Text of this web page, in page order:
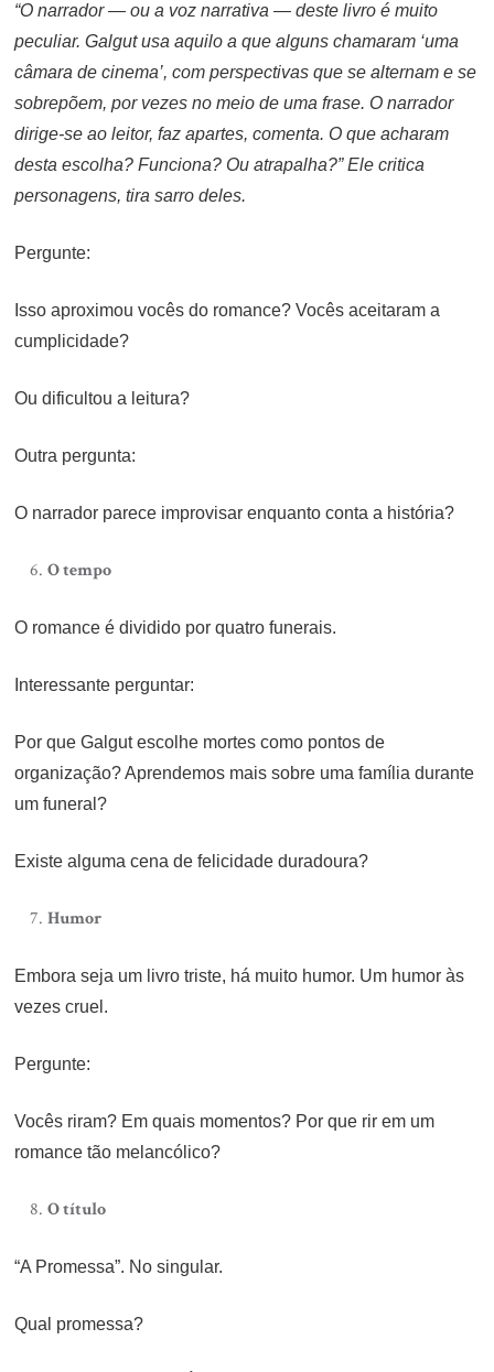
“O narrador — ou a voz narrativa — deste livro é muito
peculiar. Galgut usa aquilo a que alguns chamaram ‘uma
câmara de cinema’, com perspectivas que se alternam e se
sobrepõem, por vezes no meio de uma frase. O narrador
dirige-se ao leitor, faz apartes, comenta. O que acharam
desta escolha? Funciona? Ou atrapalha?” Ele critica
personagens, tira sarro deles.
Pergunte:
Isso aproximou vocês do romance? Vocês aceitaram a
cumplicidade?
Ou dificultou a leitura?
Outra pergunta:
O narrador parece improvisar enquanto conta a história?
O tempo
O romance é dividido por quatro funerais.
Interessante perguntar:
Por que Galgut escolhe mortes como pontos de
organização? Aprendemos mais sobre uma família durante
um funeral?
Existe alguma cena de felicidade duradoura?
Humor
Embora seja um livro triste, há muito humor. Um humor às
vezes cruel.
Pergunte:
Vocês riram? Em quais momentos? Por que rir em um
romance tão melancólico?
O título
“A Promessa”. No singular.
Qual promessa?